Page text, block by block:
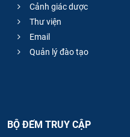
Cảnh giác dược
Thư viện
Email
Quản lý đào tạo
BỘ ĐẾM TRUY CẬP